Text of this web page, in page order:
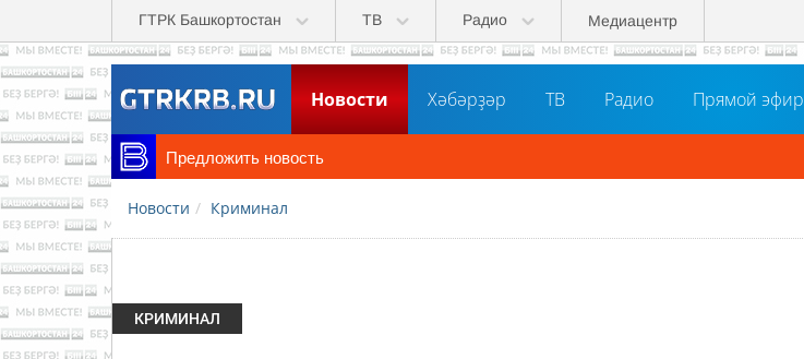
Перейти к основному содержанию
ГТРК Башкортостан ТВ Радио Медиацентр
Новости Хәбәрҙәр ТВ Радио Прямой эфир
Предложить новость
Новости Криминал
КРИМИНАЛ